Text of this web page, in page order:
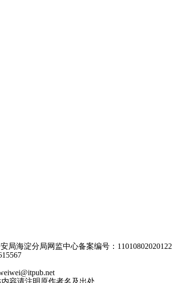
局海淀分局网监中心备案编号：11010802020122
容请注明原作者名及出处